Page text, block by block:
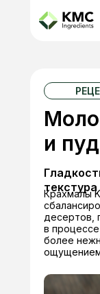
Крахмалы
десертов,
в
более
и
текстура